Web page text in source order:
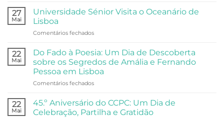
de
e
e
Visita
Universidade
Sénior
Palácio
Anjos
27
Mai
Universidade Sénior Visita o Oceanário de
Lisboa
Comentários fechadosem
Sénior
Visita
o
Oceanário
de
22
Mai
Do Fado à Poesia: Um Dia de Descoberta
sobre os Segredos de Amália e Fernando
Pessoa em Lisboa
Comentários fechadosem
Fado
à
Poesia:
22
Mai
45.º Aniversário do CCPC: Um Dia de
Celebração, Partilha e Gratidão